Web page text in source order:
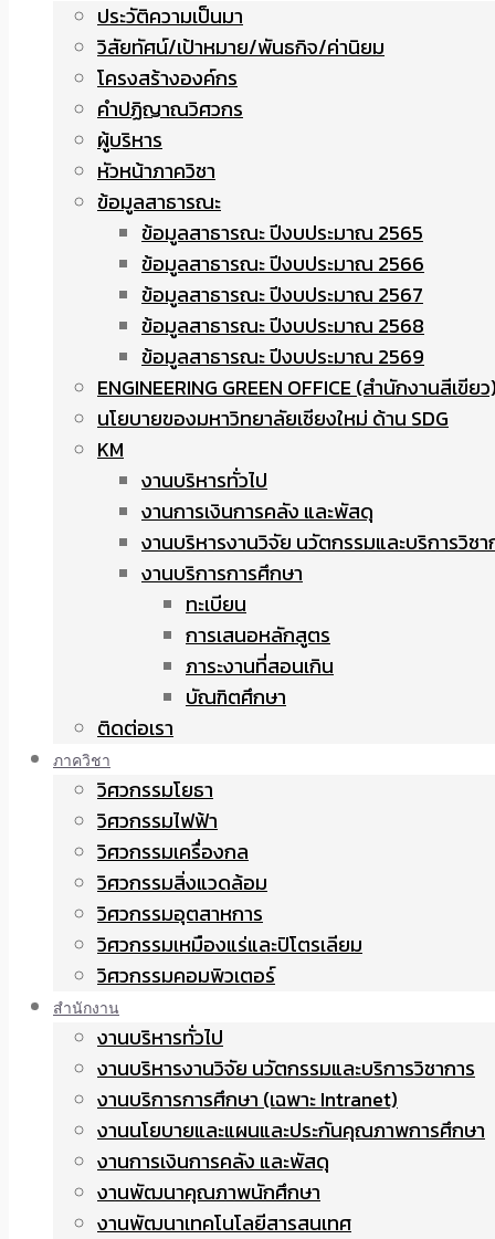
ประวัติความเป็นมา
วิสัยทัศน์/เป้าหมาย/พันธกิจ/ค่านิยม
โครงสร้างองค์กร
คำปฏิญาณวิศวกร
ผู้บริหาร
หัวหน้าภาควิชา
ข้อมูลสาธารณะ
ข้อมูลสาธารณะ ปีงบประมาณ 2565
ข้อมูลสาธารณะ ปีงบประมาณ 2566
ข้อมูลสาธารณะ ปีงบประมาณ 2567
ข้อมูลสาธารณะ ปีงบประมาณ 2568
ข้อมูลสาธารณะ ปีงบประมาณ 2569
ENGINEERING GREEN OFFICE (สำนักงานสีเขีย
นโยบายของมหาวิทยาลัยเชียงใหม่ ด้าน SDG
KM
งานบริหารทั่วไป
งานการเงินการคลัง และพัสดุ
งานบริหารงานวิจัย นวัตกรรมและบริการวิชา
งานบริการการศึกษา
ทะเบียน
การเสนอหลักสูตร
ภาระงานที่สอนเกิน
บัณฑิตศึกษา
ติดต่อเรา
ภาควิชา
วิศวกรรมโยธา
วิศวกรรมไฟฟ้า
วิศวกรรมเครื่องกล
วิศวกรรมสิ่งแวดล้อม
วิศวกรรมอุตสาหการ
วิศวกรรมเหมืองแร่และปิโตรเลียม
วิศวกรรมคอมพิวเตอร์
สำนักงาน
งานบริหารทั่วไป
งานบริหารงานวิจัย นวัตกรรมและบริการวิชาการ
งานบริการการศึกษา (เฉพาะ Intranet)
งานนโยบายและแผนและประกันคุณภาพการศึกษา
งานการเงินการคลัง และพัสดุ
งานพัฒนาคุณภาพนักศึกษา
งานพัฒนาเทคโนโลยีสารสนเทศ